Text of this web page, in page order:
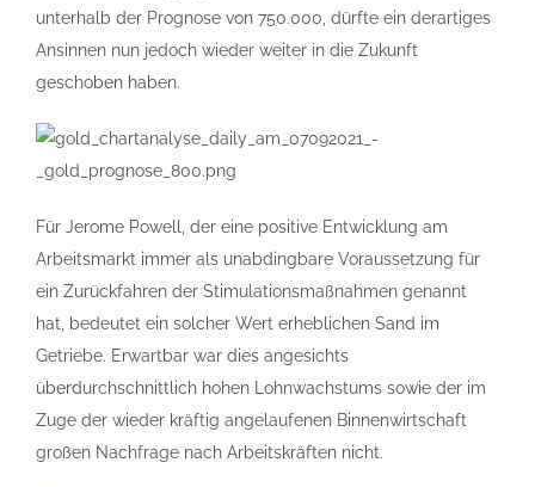
unterhalb der Prognose von 750.000, dürfte ein derartiges
Ansinnen nun jedoch wieder weiter in die Zukunft
geschoben haben.
Für Jerome Powell, der eine positive Entwicklung am
Arbeitsmarkt immer als unabdingbare Voraussetzung für
ein Zurückfahren der Stimulationsmaßnahmen genannt
hat, bedeutet ein solcher Wert erheblichen Sand im
Getriebe. Erwartbar war dies angesichts
überdurchschnittlich hohen Lohnwachstums sowie der im
Zuge der wieder kräftig angelaufenen Binnenwirtschaft
großen Nachfrage nach Arbeitskräften nicht.